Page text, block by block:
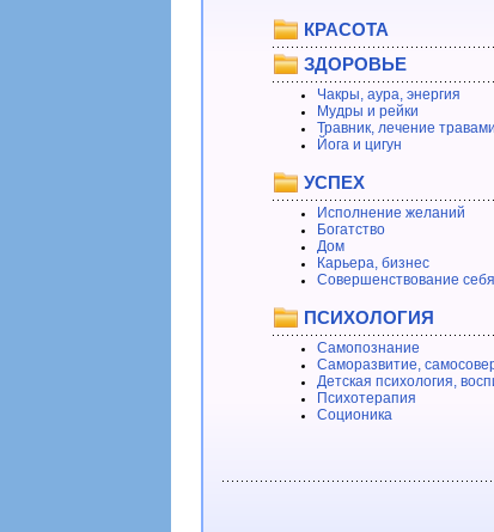
КРАСОТА
ЗДОРОВЬЕ
Чакры, аура, энергия
Мудры и рейки
Травник, лечение травами
Йога и цигун
УСПЕХ
Исполнение желаний
Богатство
Дом
Карьера, бизнес
Совершенствование
ПСИХОЛОГИЯ
Самопознание
Саморазвитие,
Детская психология,
Психотерапия
Соционика